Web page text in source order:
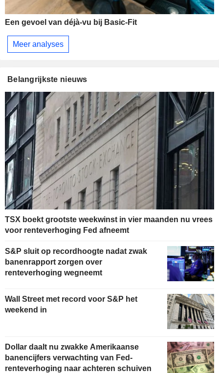
Een gevoel van déjà-vu bij Basic-Fit
Meer analyses
Belangrijkste nieuws
TSX boekt grootste weekwinst in vier maanden nu vrees
voor renteverhoging Fed afneemt
S&P sluit op recordhoogte nadat zwak
banenrapport zorgen over
renteverhoging wegneemt
Wall Street met record voor S&P het
weekend in
Dollar daalt nu zwakke Amerikaanse
banencijfers verwachting van Fed-
renteverhoging naar achteren schuiven